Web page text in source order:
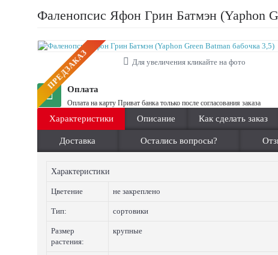
Фаленопсис Яфон Грин Батмэн (Yaphon
ПРЕДЗАКАЗ Для увеличения кликайте на фото
Оплата
Оплата на карту Приват банка только после согласования заказа
Характеристики Описание Как сделать заказ
Доставка Остались вопросы?
Характеристики
Цветение не закреплено
Тип: сортовики
Размер
растения:
крупные